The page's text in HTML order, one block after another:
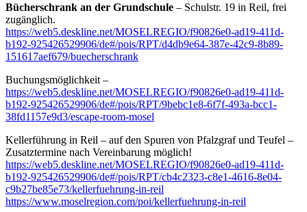
Bücherschrank an der Grundschule – Schulstr. 19 in Reil, frei
zugänglich.
https://web5.deskline.net/MOSELREGIO/f90826e0-ad19-411d-
b192-925426529906/de#/pois/RPT/d4db9e64-387e-42c9-8b89-
151617aef679/buecherschrank
Buchungsmöglichkeit –
https://web5.deskline.net/MOSELREGIO/f90826e0-ad19-411d-
b192-925426529906/de#/pois/RPT/9bebc1e8-6f7f-493a-bcc1-
38fd1157e9d3/escape-room-mosel
Kellerführung in Reil – auf den Spuren von Pfalzgraf und Teufel –
Zusatztermine nach Vereinbarung möglich!
https://web5.deskline.net/MOSELREGIO/f90826e0-ad19-411d-
b192-925426529906/de#/pois/RPT/cb4c2323-c8e1-4616-8e04-
c9b27be85e73/kellerfuehrung-in-reil
https://www.moselregion.com/poi/kellerfuehrung-in-reil